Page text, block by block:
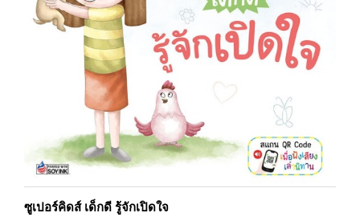
ซูเปอร์คิดส์ เด็กดี รู้จักเปิดใจ